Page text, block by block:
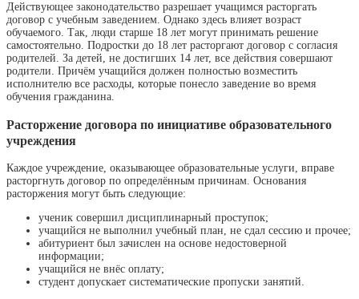
Действующее законодательство разрешает учащимся расторгать
договор с учебным заведением. Однако здесь влияет возраст
обучаемого. Так, люди старше 18 лет могут принимать решение
самостоятельно. Подростки до 18 лет расторгают договор с согласия
родителей. За детей, не достигших 14 лет, все действия совершают
родители. Причём учащийся должен полностью возместить
исполнителю все расходы, которые понесло заведение во время
обучения гражданина.
Расторжение договора по инициативе образовательного
учреждения
Каждое учреждение, оказывающее образовательные услуги, вправе
расторгнуть договор по определённым причинам. Основания
расторжения могут быть следующие:
ученик совершил дисциплинарный проступок;
учащийся не выполнил учебный план, не сдал сессию и прочее;
абитуриент был зачислен на основе недостоверной
информации;
учащийся не внёс оплату;
студент допускает систематические пропуски занятий.